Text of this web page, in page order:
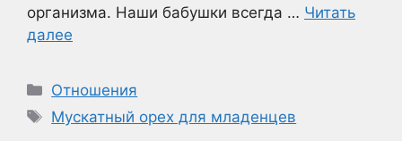
организма. Наши бабушки всегда … Читать
далее
Рубрики
Отношения
Метки
Мускатный орех для младенцев